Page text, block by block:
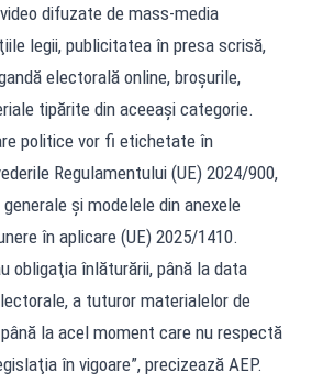
difuzate de mass-media
legii, publicitatea în presa scrisă,
electorală online, broşurile,
tipărite din aceeaşi categorie.
politice vor fi etichetate în
Regulamentului (UE) 2024/900,
şi modelele din anexele
în aplicare (UE) 2025/1410.
obligaţia înlăturării, până la data
a tuturor materialelor de
la acel moment care nu respectă
în vigoare”, precizează AEP.